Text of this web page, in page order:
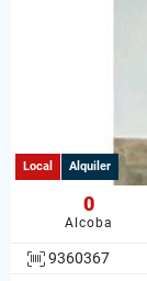
Local Alquiler
0
Alcoba
9360367